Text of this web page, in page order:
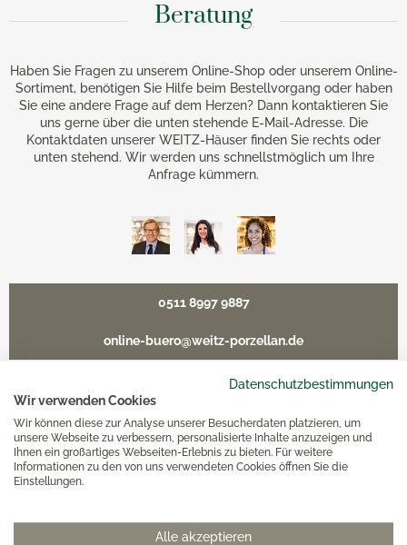
Datenschutzbestimmungen
Wir verwenden Cookies
Wir können diese zur Analyse unserer Besucherdaten platzieren, um
unsere Webseite zu verbessern, personalisierte Inhalte anzuzeigen und
Ihnen ein großartiges Webseiten-Erlebnis zu bieten. Für weitere
Informationen zu den von uns verwendeten Cookies öffnen Sie die
Einstellungen.
Alle akzeptieren
Beratung
Haben Sie Fragen zu unserem Online-Shop oder unserem Online-
Sortiment, benötigen Sie Hilfe beim Bestellvorgang oder haben
Sie eine andere Frage auf dem Herzen? Dann kontaktieren Sie
uns gerne über die unten stehende E-Mail-Adresse. Die
Kontaktdaten unserer WEITZ-Häuser finden Sie rechts oder
unten stehend. Wir werden uns schnellstmöglich um Ihre
Anfrage kümmern.
0511 8997 9887
online-buero@weitz-porzellan.de
Unsere Häuser
Hannover
Hamburg am Neuen Wall